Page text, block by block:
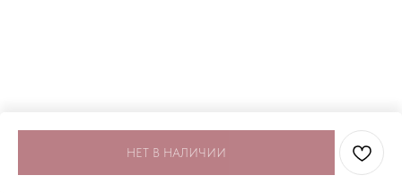
НЕТ В НАЛИЧИИ